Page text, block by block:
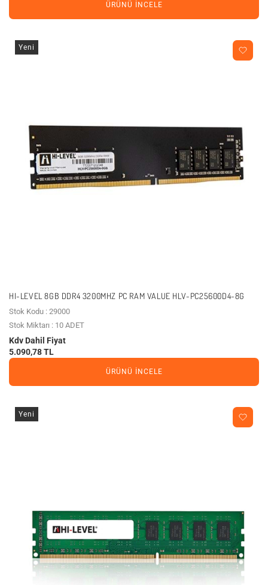
ÜRÜNÜ İNCELE
Yeni
HI-LEVEL 8GB DDR4 3200MHZ PC RAM VALUE HLV-PC25600D4-8G
Stok Kodu : 29000
Stok Miktarı : 10 ADET
Kdv Dahil Fiyat
5.090,78 TL
ÜRÜNÜ İNCELE
Yeni